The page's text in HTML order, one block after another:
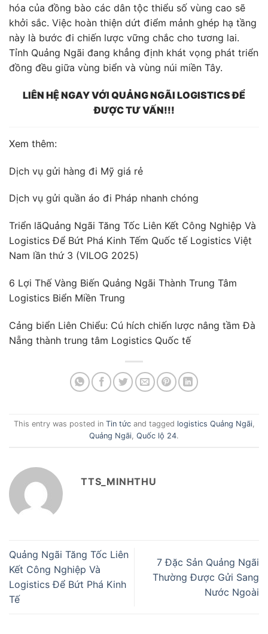
hóa của đồng bào các dân tộc thiểu số vùng cao sẽ
khởi sắc. Việc hoàn thiện dứt điểm mảnh ghép hạ tầng
này là bước đi chiến lược vững chắc cho tương lai.
Tỉnh Quảng Ngãi đang khẳng định khát vọng phát triển
đồng đều giữa vùng biển và vùng núi miền Tây.
LIÊN HỆ NGAY VỚI QUẢNG NGÃI LOGISTICS ĐỂ
ĐƯỢC TƯ VẤN!!!
Xem thêm:
Dịch vụ gửi hàng đi Mỹ giá rẻ
Dịch vụ gửi quần áo đi Pháp nhanh chóng
Triển lãQuảng Ngãi Tăng Tốc Liên Kết Công Nghiệp Và
Logistics Để Bứt Phá Kinh Tếm Quốc tế Logistics Việt
Nam lần thứ 3 (VILOG 2025)
6 Lợi Thế Vàng Biến Quảng Ngãi Thành Trung Tâm
Logistics Biển Miền Trung
Cảng biển Liên Chiểu: Cú hích chiến lược nâng tầm Đà
Nẵng thành trung tâm Logistics Quốc tế
This entry was posted in Tin tứcand tagged logistics Quảng Ngãi,
Quảng Ngãi, Quốc lộ 24.
TTS_MINHTHU
Quảng Ngãi Tăng Tốc Liên
Kết Công Nghiệp Và
Logistics Để Bứt Phá Kinh
Tế
7 Đặc Sản Quảng Ngãi
Thường Được Gửi Sang
Nước Ngoài